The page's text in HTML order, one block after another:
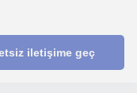
iletişime geç